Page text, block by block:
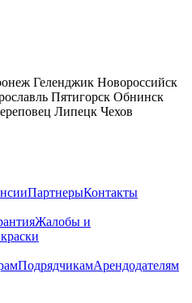
Геленджик Новороссийск
Пятигорск Обнинск
Липецк Чехов
ПартнерыКонтакты
Жалобы и
ПодрядчикамАрендодателям